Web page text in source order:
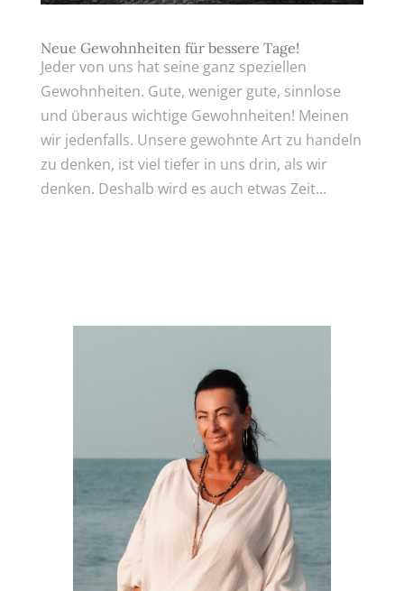
Neue Gewohnheiten für bessere Tage!
Jeder von uns hat seine ganz speziellen
Gewohnheiten. Gute, weniger gute, sinnlose
und überaus wichtige Gewohnheiten! Meinen
wir jedenfalls. Unsere gewohnte Art zu handeln
zu denken, ist viel tiefer in uns drin, als wir
denken. Deshalb wird es auch etwas Zeit...